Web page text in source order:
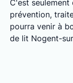
C'est
prévention,
pourra venir à
de lit Nogent-